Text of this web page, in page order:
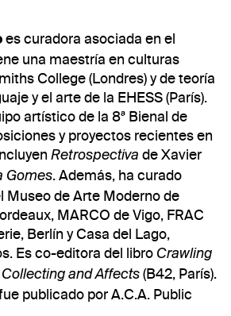
es curadora asociada en el
una maestría en culturas
College (Londres) y de teoría
y el arte de la EHESS (París).
artístico de la 8ª Bienal de
y proyectos recientes en
Retrospectiva de Xavier
Gomes. Además, ha curado
Museo de Arte Moderno de
MARCO de Vigo, FRAC
Berlín y Casa del Lago,
Es co-editora del libro Crawling
and Affects (B42, París).
publicado por A.C.A. Public